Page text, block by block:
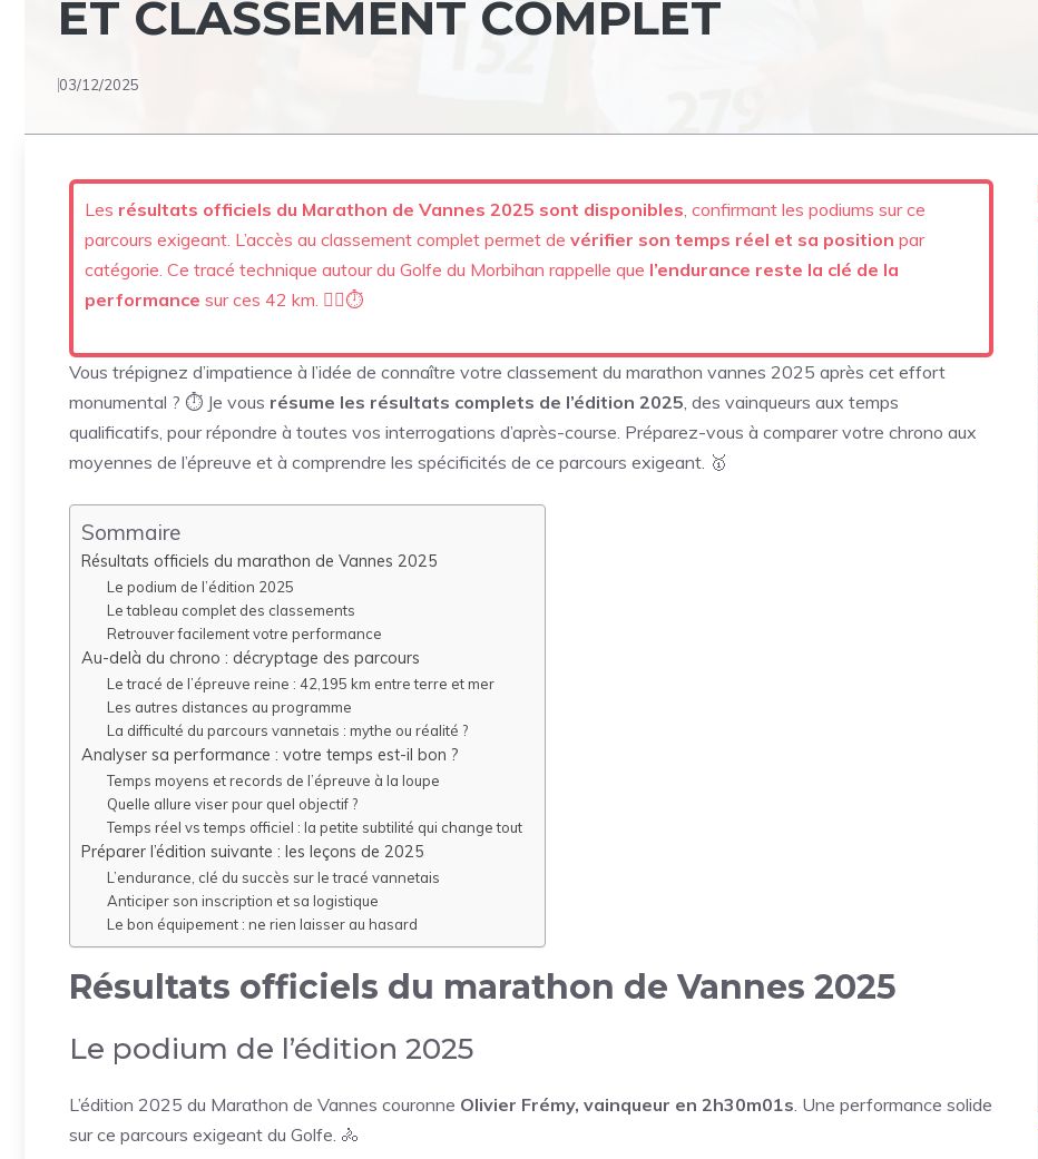
ET CLASSEMENT COMPLET
03/12/2025
Les résultats officiels du Marathon de Vannes 2025 sont disponibles, confirmant les podiums sur ce
parcours exigeant. L’accès au classement complet permet de vérifier son temps réel et sa position par
catégorie. Ce tracé technique autour du Golfe du Morbihan rappelle que l’endurance reste la clé de la
performance sur ces 42 km. 🏃‍♂️⏱️
Vous trépignez d’impatience à l’idée de connaître votre classement du marathon vannes 2025 après cet effort
monumental ? ⏱️ Je vous résume les résultats complets de l’édition 2025, des vainqueurs aux temps
qualificatifs, pour répondre à toutes vos interrogations d’après-course. Préparez-vous à comparer votre chrono aux
moyennes de l’épreuve et à comprendre les spécificités de ce parcours exigeant. 🥇
Sommaire
Résultats officiels du marathon de Vannes 2025
Le podium de l’édition 2025
Le tableau complet des classements
Retrouver facilement votre performance
Au-delà du chrono : décryptage des parcours
Le tracé de l’épreuve reine : 42,195 km entre terre et mer
Les autres distances au programme
La difficulté du parcours vannetais : mythe ou réalité ?
Analyser sa performance : votre temps est-il bon ?
Temps moyens et records de l’épreuve à la loupe
Quelle allure viser pour quel objectif ?
Temps réel vs temps officiel : la petite subtilité qui change tout
Préparer l’édition suivante : les leçons de 2025
L’endurance, clé du succès sur le tracé vannetais
Anticiper son inscription et sa logistique
Le bon équipement : ne rien laisser au hasard
Résultats officiels du marathon de Vannes 2025
Le podium de l’édition 2025
L’édition 2025 du Marathon de Vannes couronne Olivier Frémy, vainqueur en 2h30m01s. Une performance solide
sur ce parcours exigeant du Golfe. 🚴